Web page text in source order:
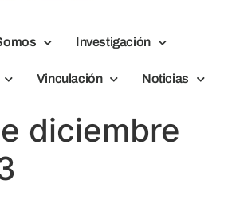
Investigación
Vinculación Noticias
diciembre